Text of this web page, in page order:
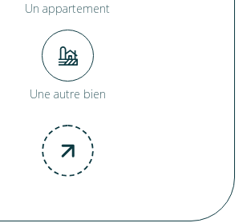
Un appartement
Une autre bien